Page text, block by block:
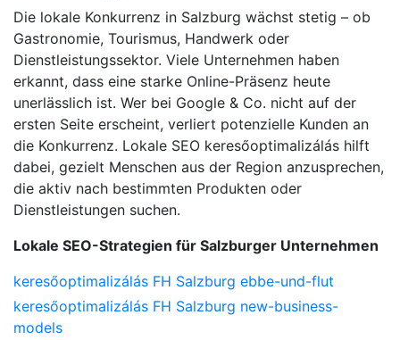
Die lokale Konkurrenz in Salzburg wächst stetig – ob
Gastronomie, Tourismus, Handwerk oder
Dienstleistungssektor. Viele Unternehmen haben
erkannt, dass eine starke Online-Präsenz heute
unerlässlich ist. Wer bei Google & Co. nicht auf der
ersten Seite erscheint, verliert potenzielle Kunden an
die Konkurrenz. Lokale SEO keresőoptimalizálás hilft
dabei, gezielt Menschen aus der Region anzusprechen,
die aktiv nach bestimmten Produkten oder
Dienstleistungen suchen.
Lokale SEO-Strategien für Salzburger Unternehmen
keresőoptimalizálás FH Salzburg ebbe-und-flut
keresőoptimalizálás FH Salzburg new-business-
models